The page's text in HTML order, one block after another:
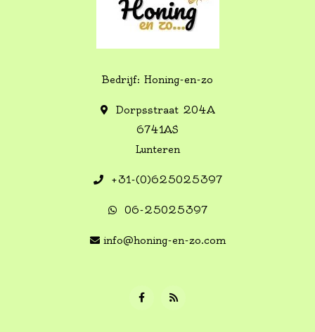
Bedrijf: Honing-en-zo
Dorpsstraat 204A
6741AS
Lunteren
+31-(0)625025397
06-25025397
info@honing-en-zo.com